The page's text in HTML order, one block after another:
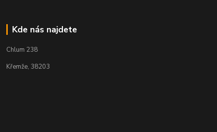
Kde nás najdete
Chlum 238
Křemže, 38203